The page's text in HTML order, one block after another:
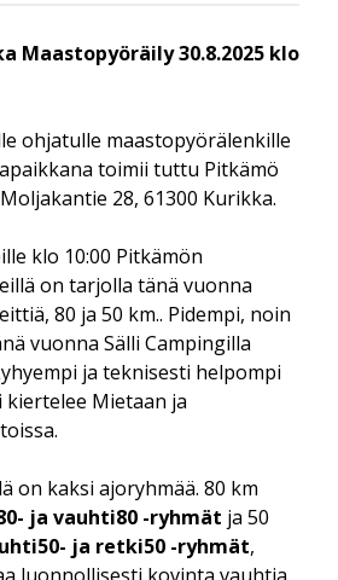
Maastopyöräily 30.8.2025 klo
ohjatulle maastopyörälenkille
toimii tuttu Pitkämö
28, 61300 Kurikka.
klo 10:00 Pitkämön
on tarjolla tänä vuonna
80 ja 50 km.. Pidempi, noin
vuonna Sälli Campingilla
ja teknisesti helpompi
Mietaan ja
on kaksi ajoryhmää. 80 km
ja vauhti80 -ryhmät ja 50
ja retki50 -ryhmät,